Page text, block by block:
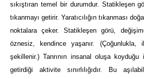
sıkıştıran temel bir durumdur. Statikleşen
tıkanmayı getirir. Yaratıcılığın tıkanması
noktalara çeker. Statikleşen görü,
öznesiz, kendince yaşanır. (Çoğunlukla,
şekillenir.) Tanrının insanal oluşa koyduğu
getirdiği aktivite sınırlılığıdır. Bu